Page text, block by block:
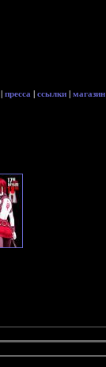
| пресса | ссылки | магазин